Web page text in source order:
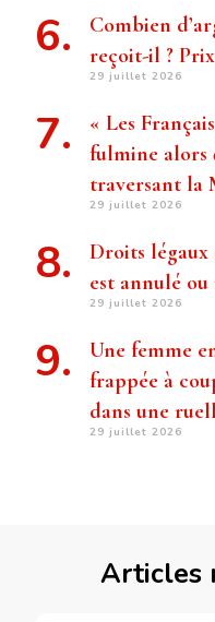
Combien
reçoit-il ?
29 juillet 2026
« Les
fulmine alors
traversant la
29 juillet 2026
Droits légaux
est annulé
29 juillet 2026
Une femme
frappée à
dans une
29 juillet 2026
Articles